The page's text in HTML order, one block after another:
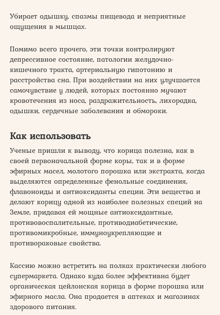
Убирает одышку, спазмы пищевода и неприятные
ощущения в мышцах.
Помимо всего прочего, эти точки контролируют
депрессивное состояние, патологии желудочно-
кишечного тракта, артериальную гипотонию и
расстройства сна. При воздействии на них улучшается
самочувствие у людей, которых постоянно мучают
кровотечения из носа, раздражительность, лихорадка,
одышки, сердечные заболевания и обмороки.
Как использовать
Ученые пришли к выводу, что корица полезна, как в
своей первоначальной форме коры, так и в форме
эфирных масел, молотого порошка или экстракта, когда
выделяются определенные фенольные соединения,
флавоноиды и антиоксиданты специи. Эти вещества и
делают корицу одной из наиболее полезных специй на
Земле, придавая ей мощные антиоксидантные,
противовоспалительные, противодиабетические,
противомикробные, иммуноукрепляющие и
противораковые свойства.
Кассию можно встретить на полках практически любого
супермаркета. Однако куда более эффективна будет
органическая цейлонская корица в форме порошка или
эфирного масла. Она продается в аптеках и магазинах
здорового питания.